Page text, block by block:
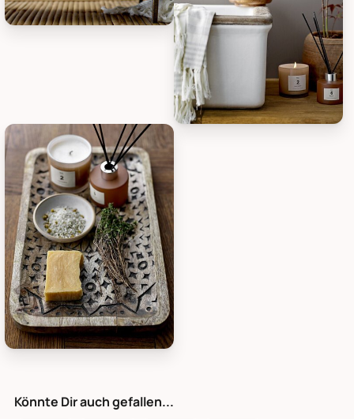
Illume Duftstäbchen Illume, Bild 5
Könnte Dir auch gefallen...